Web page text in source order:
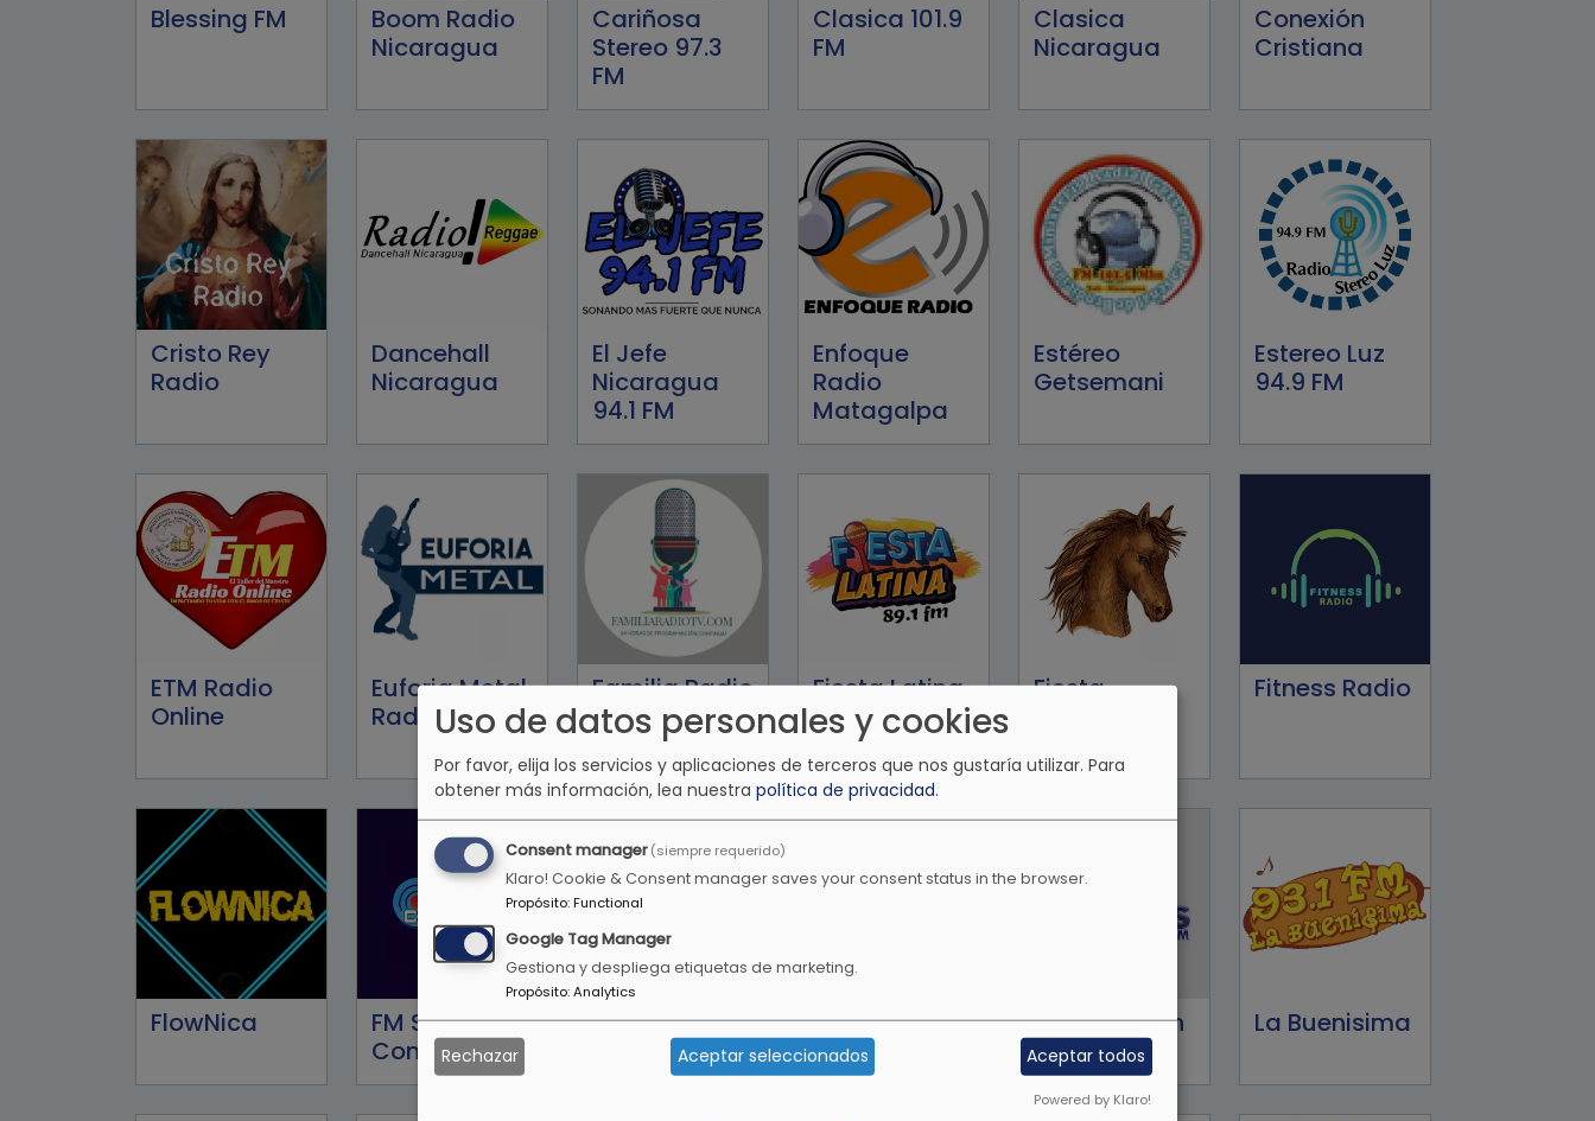
Blessing FM
Boom Radio
Nicaragua
Cariñosa
Stereo 97.3
FM
Clasica 101.9
FM
Clasica
Nicaragua
Conexión
Cristiana
Cristo Rey
Radio
Dancehall
Nicaragua
El Jefe
Nicaragua
94.1 FM
Enfoque
Radio
Matagalpa
Estéreo
Getsemani
Estereo Luz
94.9 FM
ETM Radio
Online
Euforia Metal
Radio
Familia Radio
TV
Fiesta Latina
Fiesta
Fitness Radio
FlowNica
FM Stereo
Conexión 91.5
Happy Radio
Hotmusic
Radio
Kairos Seven La Buenisima
Uso de datos personales y cookies
Por favor, elija los servicios y aplicaciones de terceros que nos gustaría utilizar. Para
obtener más información, lea nuestra política de privacidad.
Consent manager(siempre requerido)
Klaro! Cookie & Consent manager saves your consent status in the browser.
Propósito:Functional
Google Tag Manager
Gestiona y despliega etiquetas de marketing.
Propósito:Analytics
Rechazar Aceptar seleccionados Aceptar todos
Powered by Klaro!